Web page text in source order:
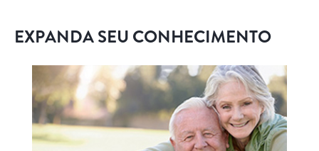
EXPANDA SEU CONHECIMENTO